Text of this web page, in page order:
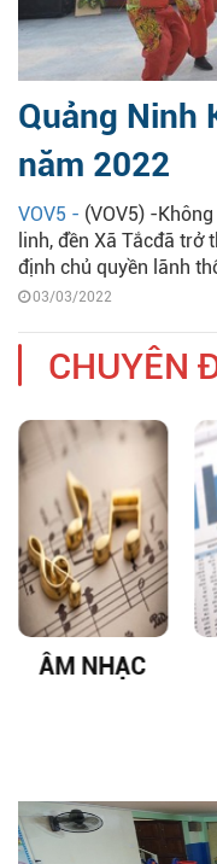
Quảng Ninh
năm 2022
VOV5 - (VOV5) -
linh, đền Xã Tắcđã trở
định chủ quyền lãnh
03/03/2022
CHUYÊN
ÂM NHẠC